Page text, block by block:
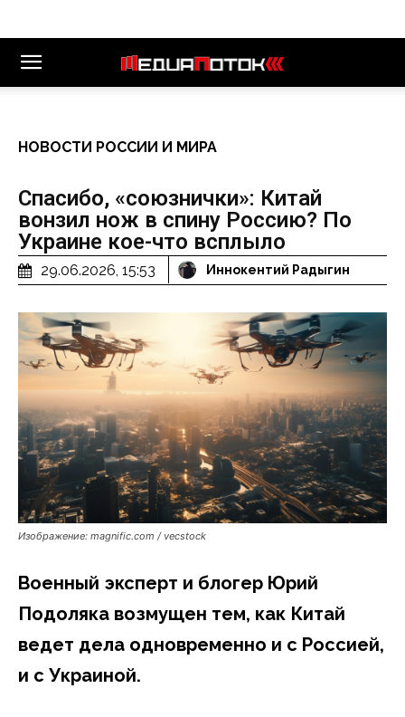
НОВОСТИ РОССИИ И МИРА
Спасибо, «союзнички»: Китай
вонзил нож в спину Россию? По
Украине кое-что всплыло
29.06.2026, 15:53 Иннокентий Радыгин
Изображение: magnific.com / vecstock
Военный эксперт и блогер Юрий
Подоляка возмущен тем, как Китай
ведет дела одновременно и с Россией,
и с Украиной.